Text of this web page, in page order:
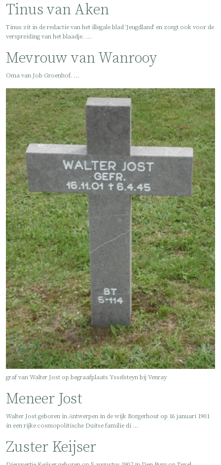
Tinus van Aken
Tinus zit in de redactie van het illegale blad 'Jeugdland' en zorgt ook voor de
verspreiding van het blaadje. ...
Mevrouw van Wanrooy
Oma van Job Groenhof. ...
graf van Walter Jost op begraafplaats Ysselsteyn bij Venray
Meneer Jost
Walter Jost geboren in Antwerpen in de wijk Borgerhout op 16 januari 1901
in een rijke cosmopolitische Duitse familie di ...
Zuster Keijser